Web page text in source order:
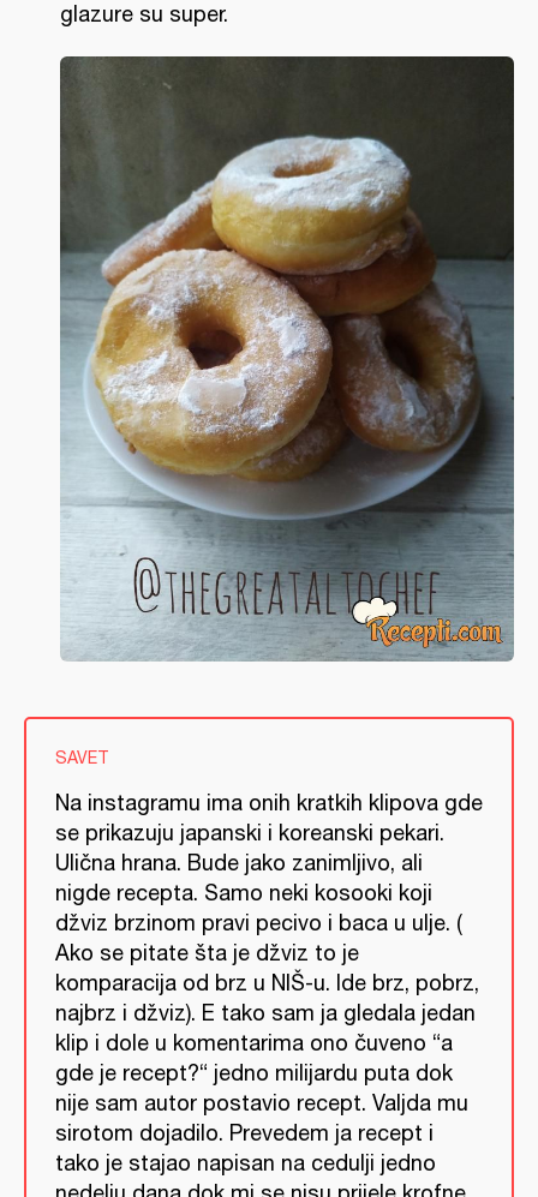
glazure su super.
SAVET
Na instagramu ima onih kratkih klipova gde
se prikazuju japanski i koreanski pekari.
Ulična hrana. Bude jako zanimljivo, ali
nigde recepta. Samo neki kosooki koji
džviz brzinom pravi pecivo i baca u ulje. (
Ako se pitate šta je džviz to je
komparacija od brz u NIŠ-u. Ide brz, pobrz,
najbrz i džviz). E tako sam ja gledala jedan
klip i dole u komentarima ono čuveno “a
gde je recept?“ jedno milijardu puta dok
nije sam autor postavio recept. Valjda mu
sirotom dojadilo. Prevedem ja recept i
tako je stajao napisan na cedulji jedno